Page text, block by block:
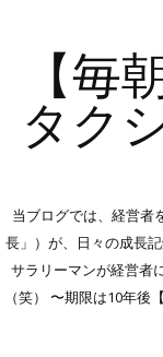
【毎
タク
当ブログでは、経営者
長」）が、日々の成長
サラリーマンが経営者
（笑） 〜期限は10年